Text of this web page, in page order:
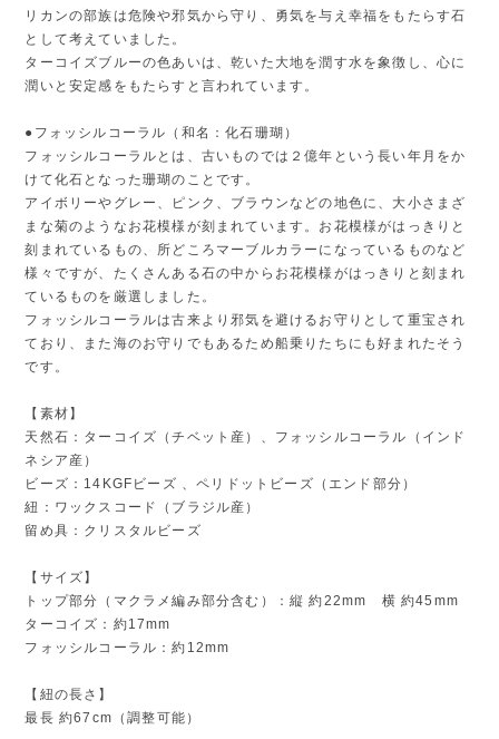
リカンの部族は危険や邪気から守り、勇気を与え幸福をもたらす石
として考えていました。
ターコイズブルーの色あいは、乾いた大地を潤す水を象徴し、心に
潤いと安定感をもたらすと言われています。
●フォッシルコーラル（和名：化石珊瑚）
フォッシルコーラルとは、古いものでは２億年という長い年月をか
けて化石となった珊瑚のことです。
アイボリーやグレー、ピンク、ブラウンなどの地色に、大小さまざ
まな菊のようなお花模様が刻まれています。お花模様がはっきりと
刻まれているもの、所どころマーブルカラーになっているものなど
様々ですが、たくさんある石の中からお花模様がはっきりと刻まれ
ているものを厳選しました。
フォッシルコーラルは古来より邪気を避けるお守りとして重宝され
ており、また海のお守りでもあるため船乗りたちにも好まれたそう
です。
【素材】
天然石：ターコイズ（チベット産）、フォッシルコーラル（インド
ネシア産）
ビーズ：14KGFビーズ 、ペリドットビーズ（エンド部分）
紐：ワックスコード（ブラジル産）
留め具：クリスタルビーズ
【サイズ】
トップ部分（マクラメ編み部分含む）：縦 約22mm 横 約45mm
ターコイズ：約17mm
フォッシルコーラル：約12mm
【紐の長さ】
最長 約67cm（調整可能）